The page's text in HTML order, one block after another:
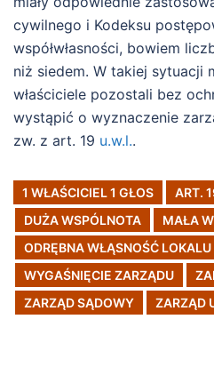
cywilnego i Kodeksu
współwłasności, bowiem
niż siedem. W takiej sytuacji
właściciele pozostali bez
wystąpić o wyznaczenie
zw. z art. 19 u.w.l..
1 WŁAŚCICIEL 1 GŁOS ART.
DUŻA WSPÓLNOTA
MAŁA
ODRĘBNA WŁĄSNOŚĆ LOKALU
WYGAŚNIĘCIE ZARZĄDU
ZARZĄD SĄDOWY
ZARZĄD